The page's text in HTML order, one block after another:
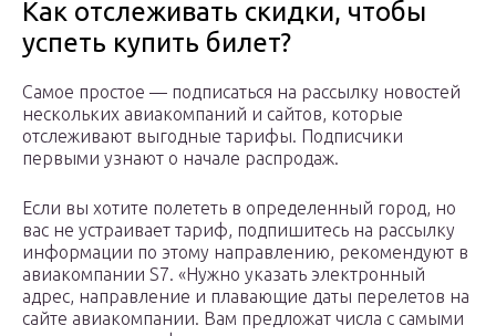
Как отслеживать скидки, чтобы
успеть купить билет?
Самое простое — подписаться на рассылку новостей
нескольких авиакомпаний и сайтов, которые
отслеживают выгодные тарифы. Подписчики
первыми узнают о начале распродаж.
Если вы хотите полететь в определенный город, но
вас не устраивает тариф, подпишитесь на рассылку
информации по этому направлению, рекомендуют в
авиакомпании S7. «Нужно указать электронный
адрес, направление и плавающие даты перелетов на
сайте авиакомпании. Вам предложат числа с самыми